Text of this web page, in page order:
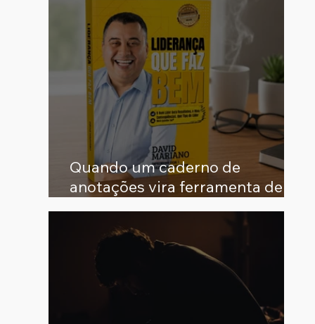
Quando um caderno de
anotações vira ferramenta de
inclusão: a história por trás de
"Liderança Que Faz Bem"